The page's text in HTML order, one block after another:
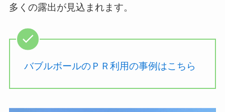
多くの露出が見込まれます。
バブルボールのＰＲ利用の事例はこちら